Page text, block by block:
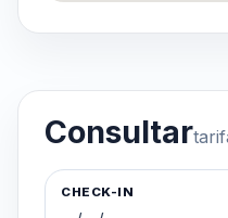
Consultar
CHECK-IN